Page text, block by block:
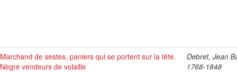
Marchand de sestes, paniers qui se portent sur la tête.
Nègre vendeurs de volaille
Debret, Jean
1768-1848